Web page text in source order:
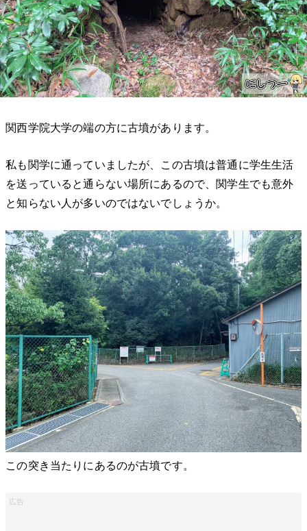
関西学院大学の端の方に古墳があります。
私も関学に通っていましたが、この古墳は普通に学生生活
を送っていると通らない場所にあるので、関学生でも意外
と知らない人が多いのではないでしょうか。
この突き当たりにあるのが古墳です。